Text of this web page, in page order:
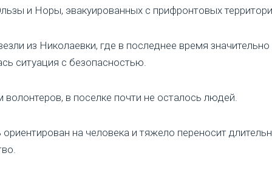
и Норы, эвакуированных с прифронтовых
из Николаевки, где в последнее время значительно
ситуация с безопасностью.
в поселке почти не осталось людей.
на человека и тяжело переносит